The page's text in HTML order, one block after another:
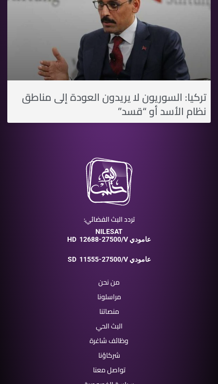
تركيا: السوريون لا يريدون العودة إلى مناطق
نظام الأسد أو “قسد”
تردد البث الفضائي:
NILESAT
HD
12688-27500/V عامودي
SD 11555-27500/V عامودي
من نحن
مراسلونا
منصاتنا
البث الحي
وظائف شاغرة
شركاؤنا
تواصل معنا